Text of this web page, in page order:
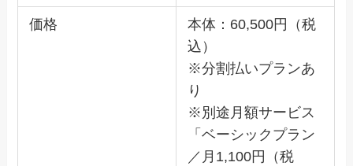
価格
本体：60,500円（税
込）
※分割払いプランあ
り
※別途月額サービス
「ベーシックプラン
／月1,100円（税